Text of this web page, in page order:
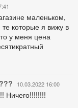
маленьком,
которые я вижу в
у меня цена
10.03.2022 16:00
Ничего!!!!!!!!